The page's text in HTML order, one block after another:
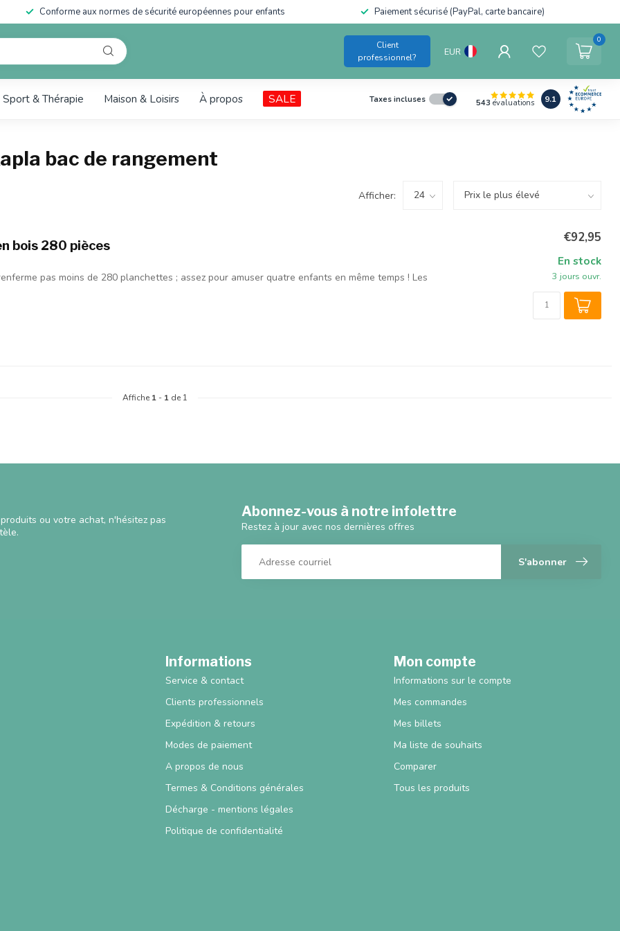
Conforme aux normes de sécurité européennes pour enfants Paiement sécurisé (PayPal, carte bancaire)
Client
professionnel?
EUR
0
Sport & Thérapie Maison & Loisirs À propos SALE Taxes incluses 543 évaluations 9.1
bac de rangement
Afficher:
bois 280 pièces
pas moins de 280 planchettes ; assez pour amuser quatre enfants en même temps ! Les
€92,95
En stock
3 jours ouvr.
Affiche 1 - 1 de 1
ou votre achat, n'hésitez pas
Abonnez-vous à notre infolettre
Restez à jour avec nos dernières offres
S'abonner
Informations
Service & contact
Clients professionnels
Expédition & retours
Modes de paiement
A propos de nous
Termes & Conditions générales
Décharge - mentions légales
Politique de confidentialité
Mon compte
Informations sur le compte
Mes commandes
Mes billets
Ma liste de souhaits
Comparer
Tous les produits